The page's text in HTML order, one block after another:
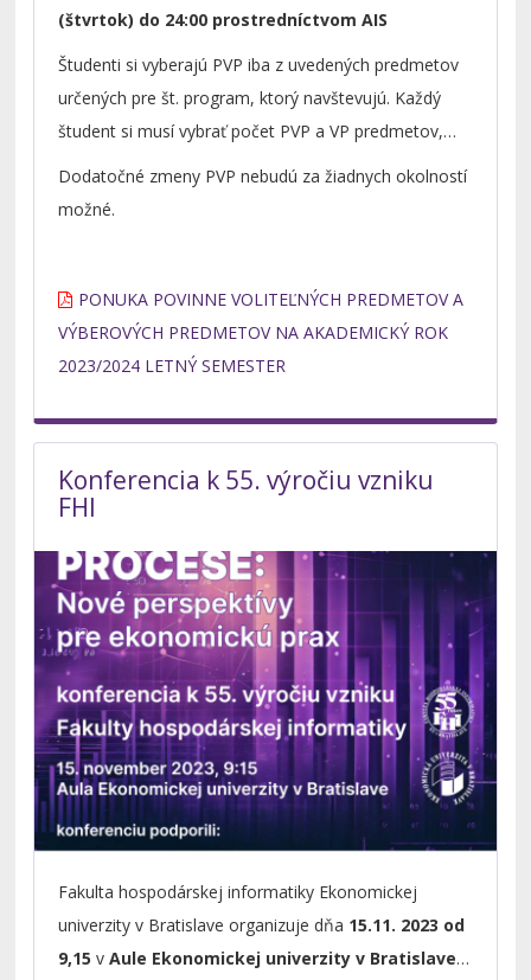
(štvrtok) do 24:00 prostredníctvom AIS
Študenti si vyberajú PVP iba z uvedených predmetov
určených pre št. program, ktorý navštevujú. Každý
študent si musí vybrať počet PVP a VP predmetov,
študenti budú preradení na iný povinne voliteľný
predmet, kde táto podmienka je splnená. Výberové
predmety sú odporúčané. Výberový predmet
výberu je nutné dohodnúť si účasť na ňom na
odporúčaných výberových predmetov si netreba nič
Dodatočné zmeny PVP nebudú za žiadnych okolností
možné.
PONUKA POVINNE VOLITEĽNÝCH PREDMETOV A
VÝBEROVÝCH PREDMETOV NA AKADEMICKÝ ROK
2023/2024 LETNÝ SEMESTER
Konferencia k 55. výročiu vzniku
FHI
Fakulta hospodárskej informatiky Ekonomickej
univerzity v Bratislave organizuje dňa 15.11. 2023 od
9,15 vAule Ekonomickej univerzity v Bratislave